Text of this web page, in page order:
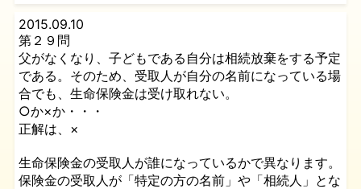
2015.09.10
第２９問
父がなくなり、子どもである自分は相続放棄をする予定
である。そのため、受取人が自分の名前になっている場
合でも、生命保険金は受け取れない。
○か×か・・・
正解は、×
生命保険金の受取人が誰になっているかで異なります。
保険金の受取人が「特定の方の名前」や「相続人」とな